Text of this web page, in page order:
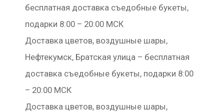
бесплатная доставка съедобные букеты,
подарки 8:00 – 20:00 МСК
Доставка цветов, воздушные шары,
Нефтекумск, Братская улица – бесплатная
доставка съедобные букеты, подарки 8:00
– 20:00 МСК
Доставка цветов, воздушные шары,